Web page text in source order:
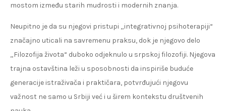
mostom između starih mudrosti i modernih znanja.
Neupitno je da su njegovi pristupi „integrativnoj psihoterapiji“
značajno uticali na savremenu praksu, dok je njegovo delo
„Filozofija života“ duboko odjeknulo u srpskoj filozofiji. Njegova
trajna ostavština leži u sposobnosti da inspiriše buduće
generacije istraživača i praktičara, potvrđujući njegovu
važnost ne samo u Srbiji već i u širem kontekstu društvenih